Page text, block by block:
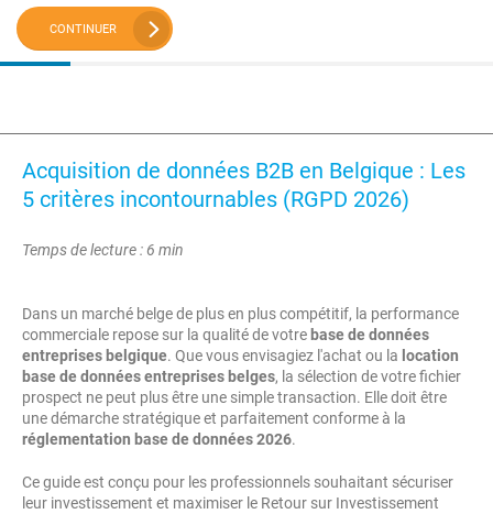
CONTINUER
Acquisition de données B2B en Belgique : Les
5 critères incontournables (RGPD 2026)
Temps de lecture : 6 min
Dans un marché belge de plus en plus compétitif, la performance
commerciale repose sur la qualité de votre base de données
entreprises belgique. Que vous envisagiez l'achat ou la location
base de données entreprises belges, la sélection de votre fichier
prospect ne peut plus être une simple transaction. Elle doit être
une démarche stratégique et parfaitement conforme à la
réglementation base de données 2026.
Ce guide est conçu pour les professionnels souhaitant sécuriser
leur investissement et maximiser le Retour sur Investissement